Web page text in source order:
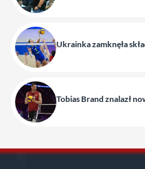
Ukrainka zamknęła
Tobias Brand znalazł